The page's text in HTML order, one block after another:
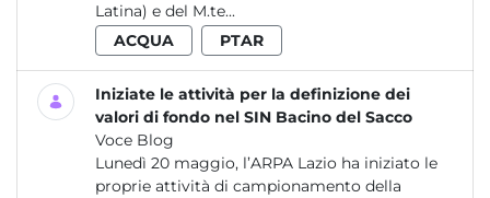
Latina) e del M.te...
ACQUA
PTAR
Iniziate le attività per la definizione dei
valori di fondo nel SIN Bacino del Sacco
Voce Blog
Lunedì 20 maggio, l’ARPA Lazio ha iniziato le
proprie attività di campionamento della